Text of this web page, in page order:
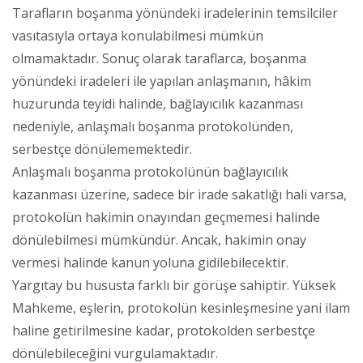
Tarafların boşanma yönündeki iradelerinin temsilciler
vasıtasıyla ortaya konulabilmesi mümkün
olmamaktadır. Sonuç olarak taraflarca, boşanma
yönündeki iradeleri ile yapılan anlaşmanın, hâkim
huzurunda teyidi halinde, bağlayıcılık kazanması
nedeniyle, anlaşmalı boşanma protokolünden,
serbestçe dönülememektedir.
Anlaşmalı boşanma protokolünün bağlayıcılık
kazanması üzerine, sadece bir irade sakatlığı hali varsa,
protokolün hakimin onayından geçmemesi halinde
dönülebilmesi mümkündür. Ancak, hakimin onay
vermesi halinde kanun yoluna gidilebilecektir.
Yargıtay bu hususta farklı bir görüşe sahiptir. Yüksek
Mahkeme, eşlerin, protokolün kesinleşmesine yani ilam
haline getirilmesine kadar, protokolden serbestçe
dönülebileceğini vurgulamaktadır.